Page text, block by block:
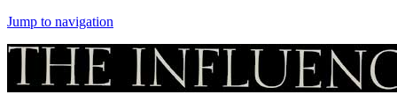
Jump to navigation